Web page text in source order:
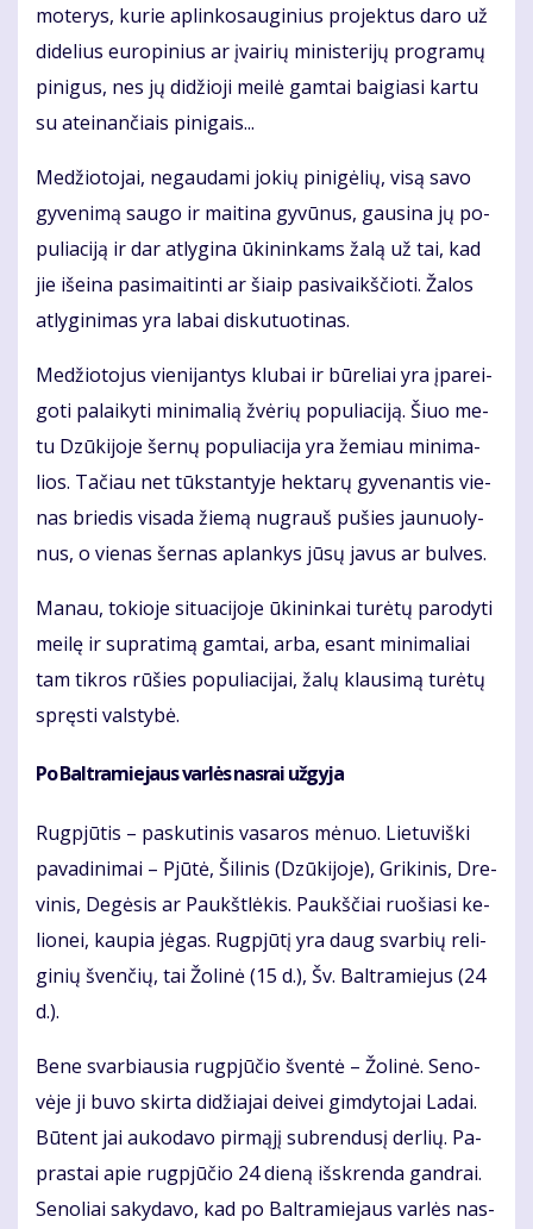
mo­te­rys, ku­rie ap­lin­ko­sau­gi­nius pro­jek­tus da­ro už
di­de­lius eu­ro­pi­nius ar įvai­rių mi­nis­te­ri­jų pro­gra­mų
pi­ni­gus, nes jų di­džio­ji mei­lė gam­tai bai­gia­si kar­tu
su at­ei­nan­čiais pi­ni­gais...
Me­džio­to­jai, ne­gau­da­mi jo­kių pi­ni­gė­lių, vi­są sa­vo
gy­ve­ni­mą sau­go ir mai­ti­na gy­vū­nus, gau­si­na jų po­
pu­lia­ci­ją ir dar at­ly­gi­na ūki­nin­kams ža­lą už tai, kad
jie iš­ei­na pa­si­mai­tin­ti ar šiaip pa­si­vaikš­čio­ti. Ža­los
at­ly­gi­ni­mas yra la­bai dis­ku­tuo­ti­nas.
Me­džio­to­jus vie­ni­jan­tys klu­bai ir bū­re­liai yra įpa­rei­
go­ti pa­lai­ky­ti mi­ni­ma­lią žvė­rių po­pu­lia­ci­ją. Šiuo me­
tu Dzū­ki­jo­je šer­nų po­pu­lia­ci­ja yra že­miau mi­ni­ma­
lios. Ta­čiau net tūks­tan­ty­je hek­ta­rų gy­ve­nan­tis vie­
nas brie­dis vi­sa­da žie­mą nu­grauš pu­šies jau­nuo­ly­
nus, o vie­nas šer­nas ap­lan­kys jū­sų ja­vus ar bul­ves.
Ma­nau, to­kio­je si­tu­a­ci­jo­je ūki­nin­kai tu­rė­tų pa­ro­dy­ti
mei­lę ir su­pra­ti­mą gam­tai, ar­ba, esant mi­ni­ma­liai
tam tik­ros rū­šies po­pu­lia­ci­jai, ža­lų klau­si­mą tu­rė­tų
spręs­ti vals­ty­bė.
Po Bal­tra­mie­jaus var­lės nas­rai už­gy­ja
Rug­pjū­tis – pas­ku­ti­nis va­sa­ros mė­nuo. Lie­tu­viš­ki
pa­va­di­ni­mai – Pjū­tė, Ši­li­nis (Dzū­ki­jo­je), Gri­ki­nis, Dre­
vi­nis, De­gė­sis ar Paukšt­lė­kis. Paukš­čiai ruo­šia­si ke­
lio­nei, kau­pia jė­gas. Rug­pjū­tį yra daug svar­bių re­li­
gi­nių šven­čių, tai Žo­li­nė (15 d.), Šv. Bal­tra­mie­jus (24
d.).
Be­ne svar­biau­sia rug­pjū­čio šven­tė – Žo­li­nė. Se­no­
vė­je ji bu­vo skir­ta di­džia­jai dei­vei gim­dy­to­jai La­dai.
Bū­tent jai au­ko­da­vo pir­mą­jį su­bren­du­sį der­lių. Pa­
pras­tai apie rug­pjū­čio 24 die­ną iš­skren­da gan­drai.
Se­no­liai sa­ky­da­vo, kad po Bal­tra­mie­jaus var­lės nas­